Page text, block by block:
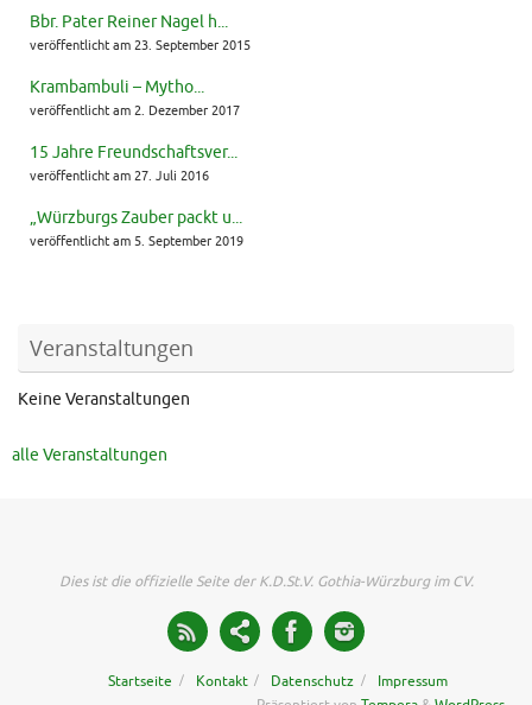
Bbr. Pater Reiner Nagel h...
veröffentlicht am 23. September 2015
Krambambuli – Mytho...
veröffentlicht am 2. Dezember 2017
15 Jahre Freundschaftsver...
veröffentlicht am 27. Juli 2016
„Würzburgs Zauber packt u...
veröffentlicht am 5. September 2019
Veranstaltungen
Keine Veranstaltungen
alle Veranstaltungen
Dies ist die offizielle Seite der K.D.St.V. Gothia-Würzburg im CV.
Startseite Kontakt Datenschutz
Impressum